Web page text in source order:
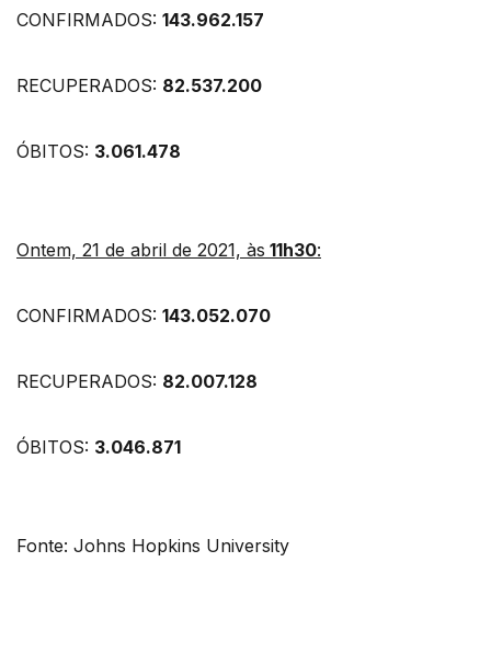
CONFIRMADOS: 143.962.157
RECUPERADOS: 82.537.200
ÓBITOS: 3.061.478
Ontem, 21 de abril de 2021, às 11h30:
CONFIRMADOS: 143.052.070
RECUPERADOS: 82.007.128
ÓBITOS: 3.046.871
Fonte: Johns Hopkins University